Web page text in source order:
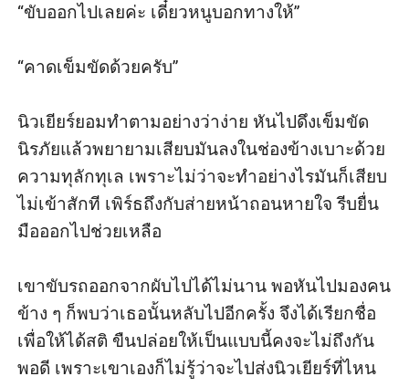
“ขับออกไปเลยค่ะ เดี๋ยวหนูบอกทางให้”
“คาดเข็มขัดด้วยครับ”
นิวเยียร์ยอมทำตามอย่างว่าง่าย หันไปดึงเข็มขัด
นิรภัยแล้วพยายามเสียบมันลงในช่องข้างเบาะด้วย
ความทุลักทุเล เพราะไม่ว่าจะทำอย่างไรมันก็เสียบ
ไม่เข้าสักที เพิร์ธถึงกับส่ายหน้าถอนหายใจ รีบยื่น
มือออกไปช่วยเหลือ
เขาขับรถออกจากผับไปได้ไม่นาน พอหันไปมองคน
ข้าง ๆ ก็พบว่าเธอนั้นหลับไปอีกครั้ง จึงได้เรียกชื่อ
เพื่อให้ได้สติ ขืนปล่อยให้เป็นแบบนี้คงจะไม่ถึงกัน
พอดี เพราะเขาเองก็ไม่รู้ว่าจะไปส่งนิวเยียร์ที่ไหน